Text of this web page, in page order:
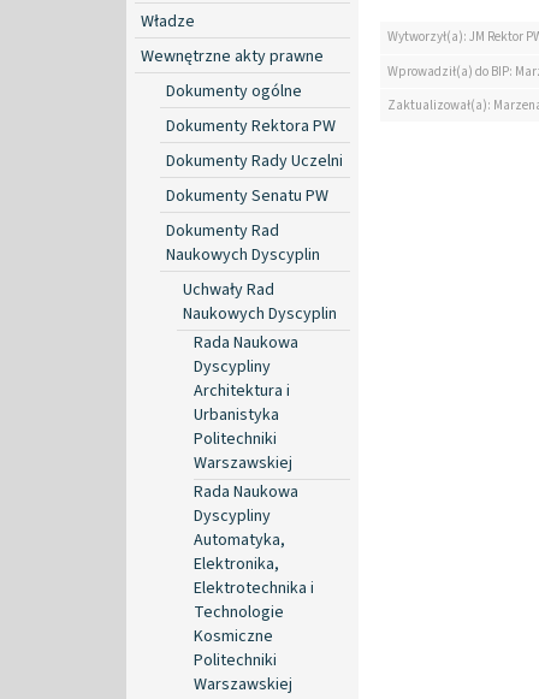
Władze
Wewnętrzne akty prawne
Dokumenty ogólne
Dokumenty Rektora PW
Dokumenty Rady Uczelni
Dokumenty Senatu PW
Dokumenty Rad
Naukowych Dyscyplin
Uchwały Rad
Naukowych Dyscyplin
Rada Naukowa
Dyscypliny
Architektura i
Urbanistyka
Politechniki
Warszawskiej
Rada Naukowa
Dyscypliny
Automatyka,
Elektronika,
Elektrotechnika i
Technologie
Kosmiczne
Politechniki
Warszawskiej
Wytworzył(a): JM Rektor
Wprowadził(a) do BIP:
Zaktualizował(a):